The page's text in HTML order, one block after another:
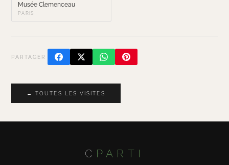
Musée Clemenceau
PARIS
PARTAGER
← TOUTES LES VISITES
C PARTI